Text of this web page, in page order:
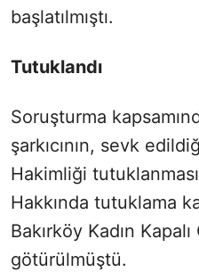
başlatılmıştı.
Tutuklandı
Soruşturma
şarkıcının, sevk
Hakimliği
Hakkında tutuklama
Bakırköy Kadın
götürülmüştü.